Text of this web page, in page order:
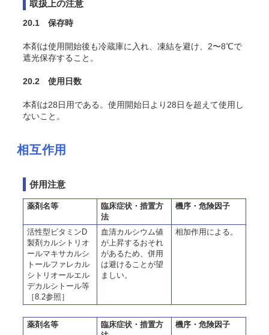
取扱上の注意
20.1 保存時
本剤は使用開始後も冷蔵庫に入れ、凍結を避け、2〜8℃で
遮光保存すること。
20.2 使用日数
本剤は28日用である。使用開始日より28日を超えて使用し
ないこと。
相互作用
併用注意
薬剤名等
臨床症状・措置方
法
機序・危険因子
活性型ビタミンD
製剤カルシトリオ
ールマキサカルシ
トールファレカル
シトリオールエル
デカルシトール等
［8.2参照］
血清カルシウム値
が上昇するおそれ
があるため、併用
は避けることが望
ましい。
相加作用による。
薬剤名等
臨床症状・措置方
機序・危険因子